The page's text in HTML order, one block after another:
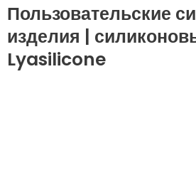
Пользовательские
изделия |
Lyasilicone